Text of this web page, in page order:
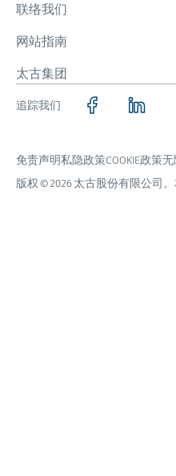
追踪我们
联络我们
网站指南
太古集团
版权 © 2026 太古股份有限公司
免责声明私隐政策COOKIE政策无